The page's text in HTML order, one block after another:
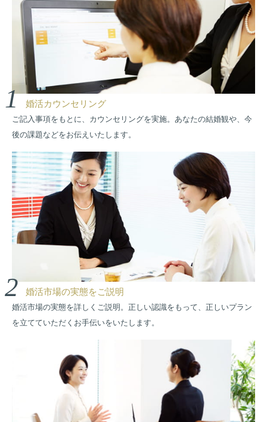
1 婚活カウンセリング
ご記入事項をもとに、カウンセリングを実施。あなたの結婚観や、今
後の課題などをお伝えいたします。
2 婚活市場の実態をご説明
婚活市場の実態を詳しくご説明。正しい認識をもって、正しいプラン
を立てていただくお手伝いをいたします。